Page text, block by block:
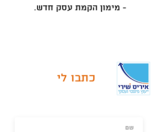
- מימון הקמת עסק חדש.
כתבו לי